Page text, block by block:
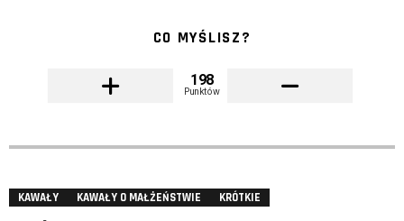
CO MYŚLISZ?
198
Punktów
KAWAŁY KAWAŁY O MAŁŻEŃSTWIE KRÓTKIE